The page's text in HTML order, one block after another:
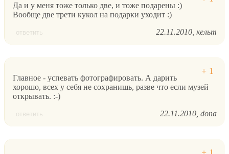
Да и у меня тоже только две, и тоже подарены :)
Вообще две трети кукол на подарки уходит :)
ответить 22.11.2010 кельт
Главное - успевать фотографировать. А дарить
хорошо, всех у себя не сохранишь, разве что если музей
открывать. :-)
ответить 22.11.2010 dona